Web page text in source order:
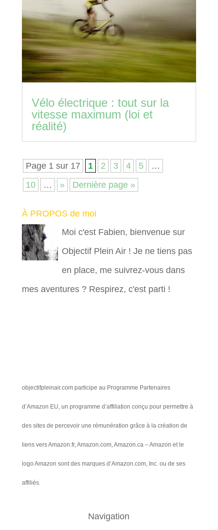
Vélo électrique : tout sur la
vitesse maximum (loi et
réalité)
Page 1 sur 17 1 2 3 4 5
…
10
… » Dernière page »
À PROPOS de moi
Moi c'est Fabien, bienvenue sur
Objectif Plein Air ! Je ne tiens pas
en place, me suivrez-vous dans
mes aventures ? Respirez, c'est parti !
objectifpleinair.com participe au Programme Partenaires
d’Amazon EU, un programme d’affiliation conçu pour permettre à
des sites de percevoir une rémunération grâce à la création de
liens vers Amazon.fr, Amazon.com, Amazon.ca – Amazon et le
logo Amazon sont des marques d’Amazon.com, Inc. ou de ses
affiliés.
Navigation